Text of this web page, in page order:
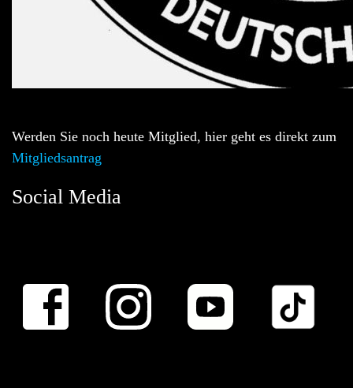
Werden Sie noch heute Mitglied, hier geht es direkt zum
Mitgliedsantrag
Social Media